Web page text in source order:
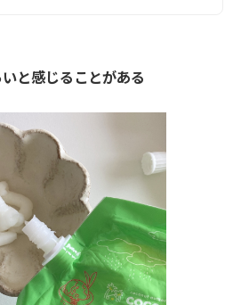
と感じることがある